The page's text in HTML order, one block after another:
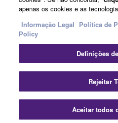
Termos e
Política de
© Yamaha
apenas os cookies e as
Informação Legal Política de
Policy
Definições
Rejeitar
Aceitar todos